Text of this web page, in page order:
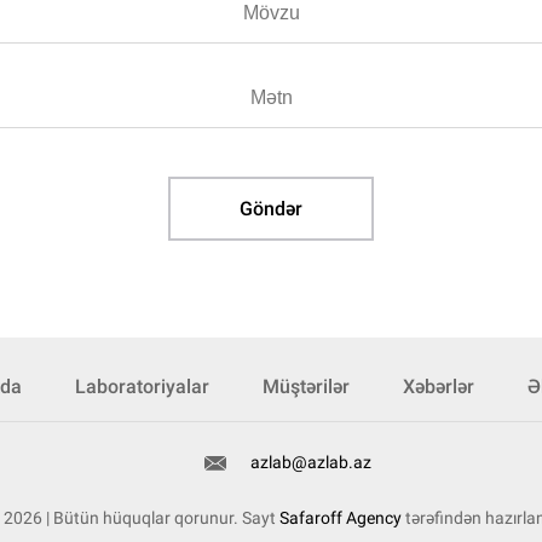
Laboratoriyalar Müştərilər Xəbərlər
azlab@azlab.az
2026 | Bütün hüquqlar qorunur. Sayt Safaroff Agencytərəfindən